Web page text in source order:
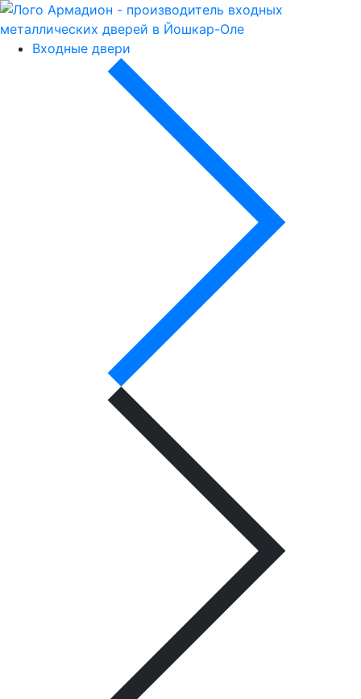
Входные двери